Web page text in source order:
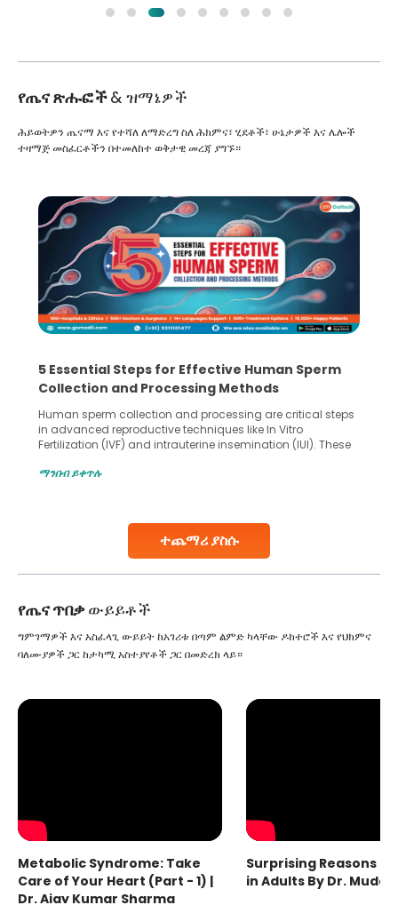
የጤና ጽሑፎች& ዝማኔዎች
ተጨማሪ ያስሱ
ሕይወትዎን ጤናማ እና የተሻለ ለማድረግ ስለ ሕክምና፣ ሂደቶች፣ ሁኔታዎች እና ሌሎች
ተዛማጅ መስፈርቶችን በተመለከተ ወቅታዊ መረጃ ያግኙ።
5 Essential Steps for Effective Human Sperm
Collection and Processing Methods
Human sperm collection and processing are critical steps
in advanced reproductive techniques like In Vitro
Fertilization (IVF) and intrauterine insemination (IUI). These
challenges and help couples achieve their dream of
collected, they process the
ማንበብ ይቀጥሉ
የጤና ጥበቃውይይቶች
ግምገማዎች እና አስፈላጊ ውይይት ከአገሪቱ በጣም ልምድ ካላቸው ዶክተሮች እና የህክምና
ባለሙያዎች ጋር ከታካሚ አስተያየቶች ጋር በመድረክ ላይ።
Metabolic Syndrome: Take
Care of Your Heart (Part - 1) |
Dr. Ajay Kumar Sharma
Surprising Reasons
in Adults By Dr.